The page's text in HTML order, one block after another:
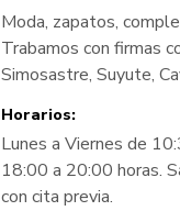
Moda, zapatos,
Trabamos con firmas como A de Andrea,
Simosastre, Suyute,
chapados, acero
vestir, casual o baño.
una amplia gama de
de comunión.
Horarios:
Lunes a Viernes de
18:00 a 20:00 horas.
con cita previa.